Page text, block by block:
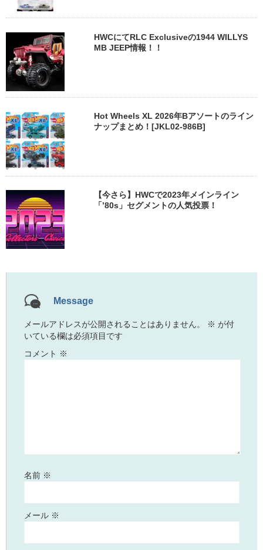
HWCにてRLC Exclusiveの1944 WILLYS
MB JEEP情報！！
Hot Wheels XL 2026年Bアソートのライン
ナップまとめ！[JKL02-986B]
【今さら】HWCで2023年メインライン
「’80s」セグメントの人気投票！
Message
メールアドレスが公開されることはありません。 ※ が付
いている欄は必須項目です
コメント ※
名前 ※
メール ※